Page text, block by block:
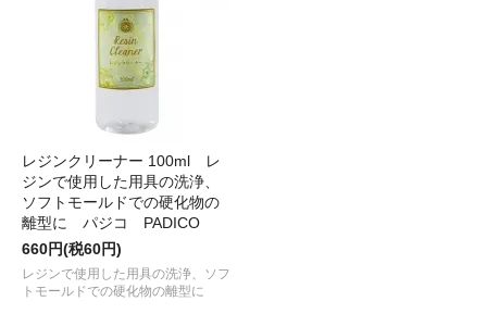
レジンクリーナー 100ml レ
ジンで使用した用具の洗浄、
ソフトモールドでの硬化物の
離型に パジコ PADICO
660円(税60円)
レジンで使用した用具の洗浄、ソフ
トモールドでの硬化物の離型に